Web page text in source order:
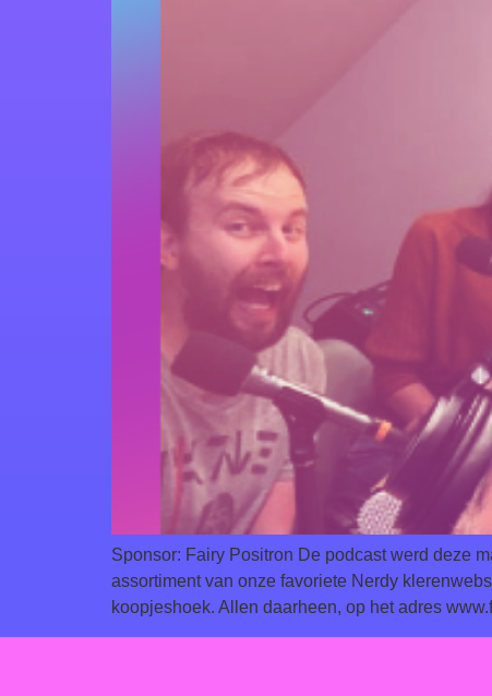
Sponsor: Fairy Positron De podcast werd deze
assortiment van onze favoriete Nerdy
koopjeshoek. Allen daarheen, op het adres